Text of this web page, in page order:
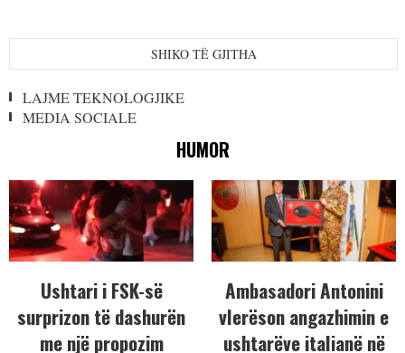
SHIKO TË GJITHA
LAJME TEKNOLOGJIKE
MEDIA SOCIALE
HUMOR
Ushtari i FSK-së
surprizon të dashurën
me një propozim
Ambasadori Antonini
vlerëson angazhimin e
ushtarëve italianë në